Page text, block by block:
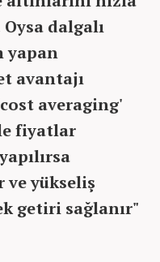
dalgalı
yapan
avantajı
averaging'
fiyatlar
yükseliş
getiri sağlanır"